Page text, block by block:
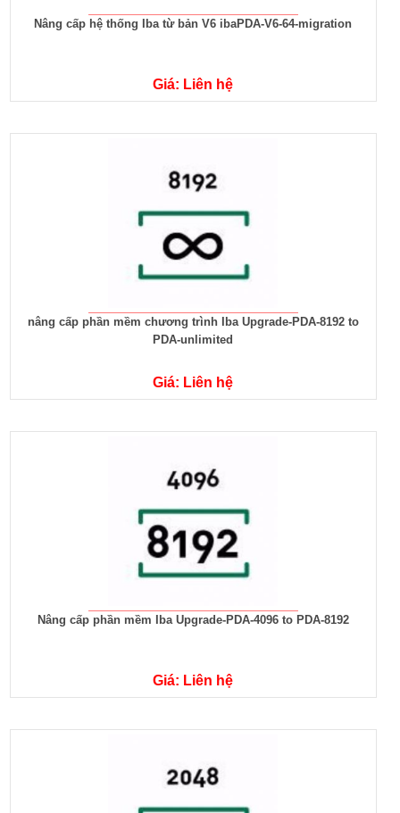
Nâng cấp hệ thống Iba từ bản V6 ibaPDA-V6-64-migration
Giá: Liên hệ
nâng cấp phần mềm chương trình Iba Upgrade-PDA-8192 to
PDA-unlimited
Giá: Liên hệ
Nâng cấp phần mềm Iba Upgrade-PDA-4096 to PDA-8192
Giá: Liên hệ